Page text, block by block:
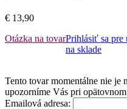
€ 13,90
Otázka na tovarPrihlásiť sa pre
na sklade
Tento tovar momentálne nie je
upozorníme Vás pri
Emailová adresa: